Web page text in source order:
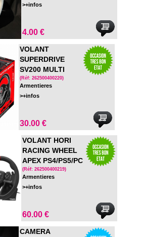
>+infos
4.00 €
VOLANT
SUPERDRIVE
SV200 MULTI
PLATEFORME
(Réf: 262500400220)
Armentieres
>+infos
30.00 €
VOLANT HORI
RACING WHEEL
APEX PS4/PS5/PC
(Réf: 262500400219)
Armentieres
>+infos
60.00 €
CAMERA